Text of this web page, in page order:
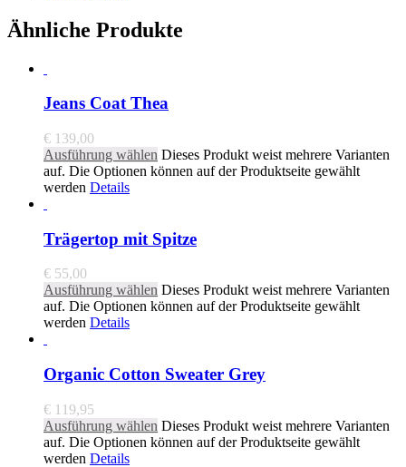
Ähnliche Produkte
Jeans Coat Thea
€ 139,00
Ausführung wählen Dieses Produkt weist mehrere Varianten
auf. Die Optionen können auf der Produktseite gewählt
werden Details
Trägertop mit Spitze
€ 55,00
Ausführung wählen Dieses Produkt weist mehrere Varianten
auf. Die Optionen können auf der Produktseite gewählt
werden Details
Organic Cotton Sweater Grey
€ 119,95
Ausführung wählen Dieses Produkt weist mehrere Varianten
auf. Die Optionen können auf der Produktseite gewählt
werden Details